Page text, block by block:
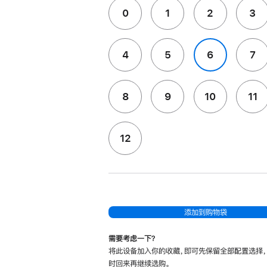
0 1 2 3
4 5 6 7
8 9 10 11
12
添加到购物袋
需要考虑一下？
将此设备加入你的收藏，即可先保留全部配置选择
时回来再继续选购。